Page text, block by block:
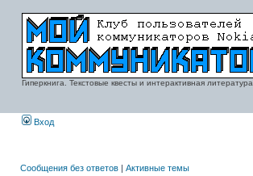
Гиперкнига. Текстовые квесты и интерактивная литература.
Вход
Сообщения без ответов | Активные темы